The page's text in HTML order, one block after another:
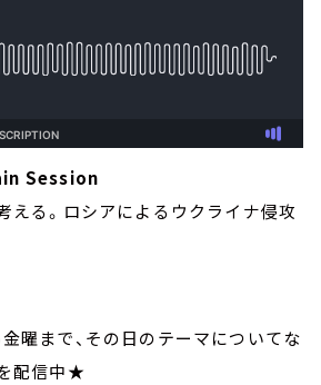
Session
える。ロシアによるウクライナ侵攻
曜まで、その日のテーマについてな
配信中★